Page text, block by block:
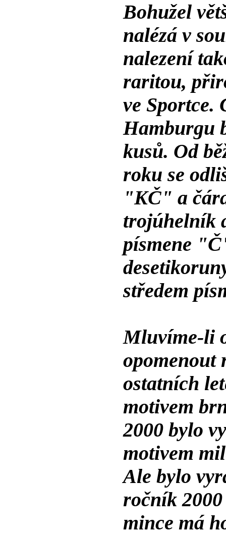
Bohužel
nalézá v
nalezení
raritou,
ve Sportce.
Hamburgu
kusů. Od
roku se
"KČ" a
trojúhelník
písmene
středem
Mluvíme-li
opomenout
ostatních
motivem
2000 bylo
motivem
Ale bylo
ročník
mince má